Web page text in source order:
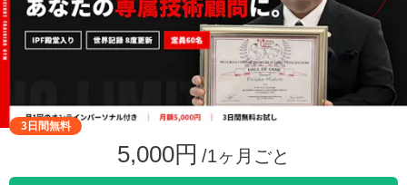
3日間無料
5,000円 /1ヶ月ごと